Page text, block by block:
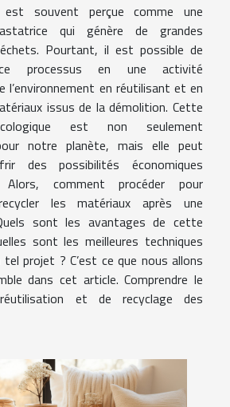
souvent perçue comme une
qui génère de grandes
Pourtant, il est possible de
processus en une activité
l’environnement en réutilisant et en
issus de la démolition. Cette
est non seulement
notre planète, mais elle peut
des possibilités économiques
Alors, comment procéder pour
les matériaux après une
sont les avantages de cette
sont les meilleures techniques
projet ? C’est ce que nous allons
dans cet article. Comprendre le
et de recyclage des